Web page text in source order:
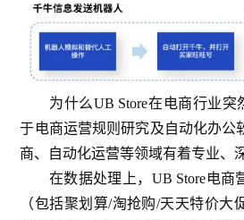
为什么UB Store在电商行业突
于电商运营规则研究及自动化办公
商、自动化运营等领域有着专业、
在数据处理上，UB Store电商
（包括聚划算/淘抢购/天天特价大